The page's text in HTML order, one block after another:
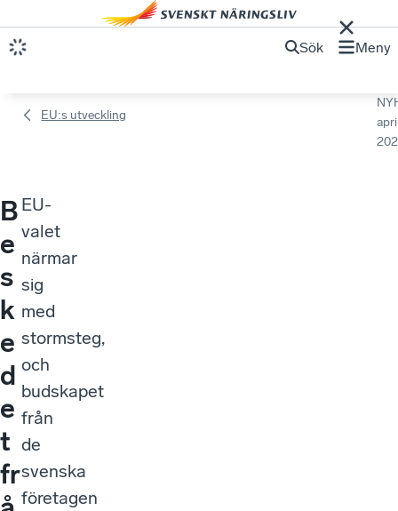
Sök Meny
EU:s utveckling
B
e
s
k
e
d
e
t
fr
EU-
valet
närmar
sig
med
stormsteg,
och
budskapet
från
de
svenska
företagen